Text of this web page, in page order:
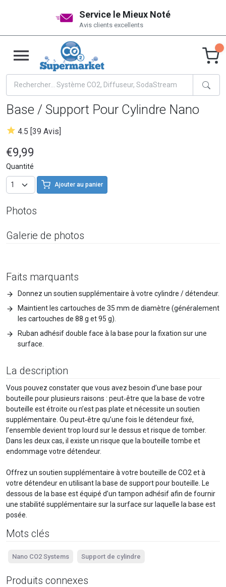
Service le Mieux Noté
Avis clients excellents
Base / Support Pour Cylindre Nano
4.5 [39 Avis]
€9,99
Quantité
Ajouter au panier
Faits marquants
Donnez un soutien supplémentaire à votre cylindre / détendeur.
Maintient les cartouches de 35 mm de diamètre (généralement
les cartouches de 88 g et 95 g).
Ruban adhésif double face à la base pour la fixation sur une
surface.
La description
Vous pouvez constater que vous avez besoin d’une base pour
bouteille pour plusieurs raisons : peut‑être que la base de votre
bouteille est étroite ou n’est pas plate et nécessite un soutien
supplémentaire. Ou peut‑être qu’une fois le détendeur fixé,
l’ensemble devient trop lourd sur le dessus et risque de tomber.
Dans les deux cas, il existe un risque que la bouteille tombe et
endommage votre détendeur.
Offrez un soutien supplémentaire à votre bouteille de CO2 et à
votre détendeur en utilisant la base de support pour bouteille. Le
dessous de la base est équipé d’un tampon adhésif afin de fournir
une stabilité supplémentaire sur la surface sur laquelle la base est
posée.
Photos
Galerie de photos
Mots clés
Nano CO2 Systems Support de cylindre
Produits connexes